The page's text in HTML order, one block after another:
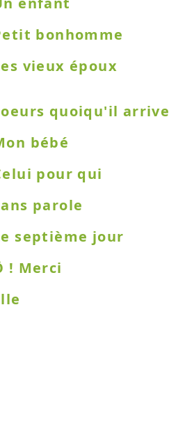
bonhomme
vieux époux
quoiqu'il arrive
bébé
pour qui
parole
septième jour
! Merci